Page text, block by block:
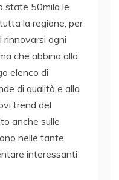
state 50mila le
la regione, per
rinnovarsi ogni
che abbina alla
elenco di
di qualità e alla
trend del
anche sulle
nelle tante
interessanti